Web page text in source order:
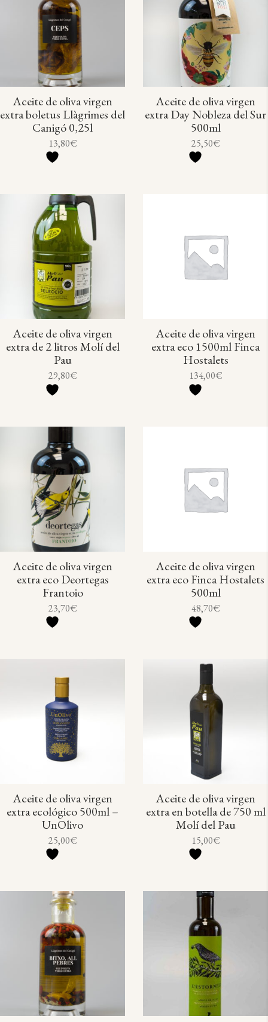
Aceite de oliva virgen
extra boletus Llàgrimes del
Canigó 0,25l
13,80€
Aceite de oliva virgen
extra Day Nobleza del Sur
500ml
25,50€
Aceite de oliva virgen
extra de 2 litros Molí del
Pau
29,80€
Aceite de oliva virgen
extra eco 1500ml Finca
Hostalets
134,00€
Aceite de oliva virgen
extra eco Deortegas
Frantoio
23,70€
Aceite de oliva virgen
extra eco Finca Hostalets
500ml
48,70€
Aceite de oliva virgen
extra ecológico 500ml –
UnOlivo
25,00€
Aceite de oliva virgen
extra en botella de 750 ml
Molí del Pau
15,00€